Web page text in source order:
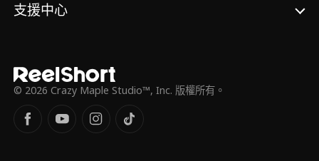
支援中心
© 2026 Crazy Maple Studio™, Inc. 版權所有。